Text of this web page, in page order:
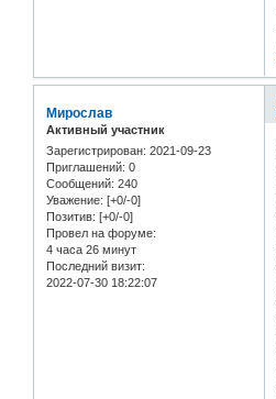
Мирослав
Активный участник
Зарегистрирован: 2021-09-23
Приглашений: 0
Сообщений: 240
Уважение: [+0/-0]
Позитив: [+0/-0]
Провел на форуме:
4 часа 26 минут
Последний визит:
2022-07-30 18:22:07